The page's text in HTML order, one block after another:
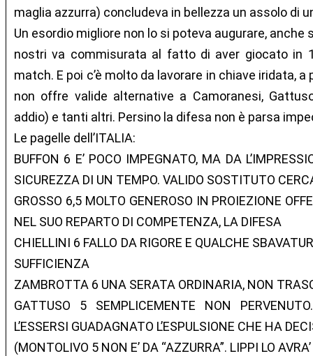
maglia azzurra) concludeva in bellezza un assolo di
Un esordio migliore non lo si poteva augurare, anche
nostri va commisurata al fatto di aver giocato in
match. E poi c’è molto da lavorare in chiave iridata,
non offre valide alternative a Camoranesi,
addio) e tanti altri. Persino la difesa non è parsa
Le pagelle dell’ITALIA:
BUFFON 6 E’ POCO IMPEGNATO, MA DA
SICUREZZA DI UN TEMPO. VALIDO SOSTITUTO
GROSSO 6,5 MOLTO GENEROSO IN PROIEZIONE
NEL SUO REPARTO DI COMPETENZA, LA DIFESA
CHIELLINI 6 FALLO DA RIGORE E QUALCHE
SUFFICIENZA
ZAMBROTTA 6 UNA SERATA ORDINARIA, NON
GATTUSO 5 SEMPLICEMENTE NON
L’ESSERSI GUADAGNATO L’ESPULSIONE CHE HA
(MONTOLIVO 5 NON E’ DA “AZZURRA”. LIPPI LO